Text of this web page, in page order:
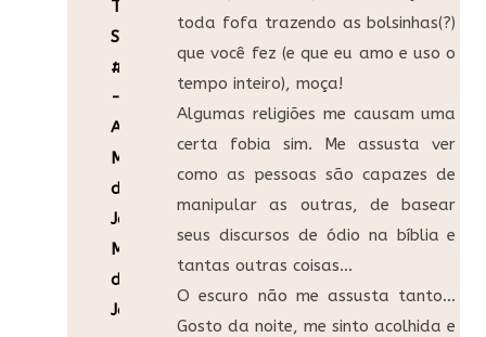
toda fofa trazendo as bolsinhas(?)
que você fez (e que eu amo e uso o
tempo inteiro), moça!
Algumas religiões me causam uma
certa fobia sim. Me assusta ver
como as pessoas são capazes de
manipular as outras, de basear
seus discursos de ódio na bíblia e
tantas outras coisas…
O escuro não me assusta tanto…
Gosto da noite, me sinto acolhida e
Taking
Stock
#2
-
A
Menina
da
JanelaA
Menina
da
Janela